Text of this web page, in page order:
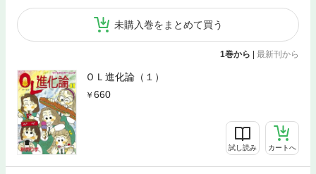
未購入巻をまとめて買う
1巻から | 最新刊から
ＯＬ進化論（１）
660
試し読み カートへ